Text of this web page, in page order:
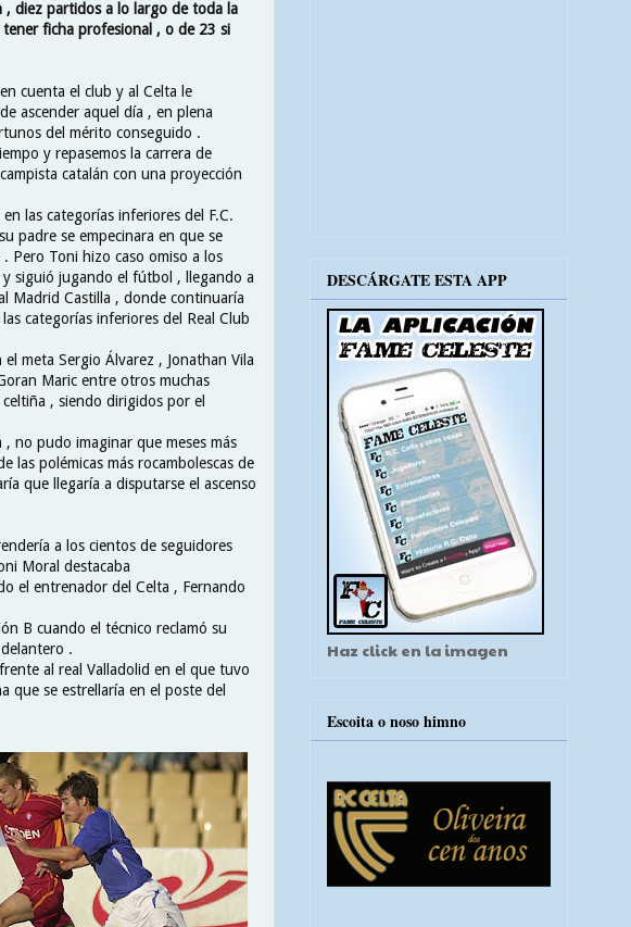
, diez partidos a lo largo de toda la
ficha profesional , o de 23 si
cuenta el club y al Celta le
ascender aquel día , en plena
del mérito conseguido .
y repasemos la carrera de
catalán con una proyección
las categorías inferiores del F.C.
padre se empecinara en que se
Pero Toni hizo caso omiso a los
siguió jugando el fútbol , llegando a
Madrid Castilla , donde continuaría
categorías inferiores del Real Club
meta Sergio Álvarez , Jonathan Vila
Maric entre otros muchas
, siendo dirigidos por el
no pudo imaginar que meses más
las polémicas más rocambolescas de
que llegaría a disputarse el ascenso
a los cientos de seguidores
Moral destacaba
el entrenador del Celta , Fernando
B cuando el técnico reclamó su
.
al real Valladolid en el que tuvo
que se estrellaría en el poste del
DESCÁRGATE ESTA APP
Haz click en la imagen
Escoita o noso himno